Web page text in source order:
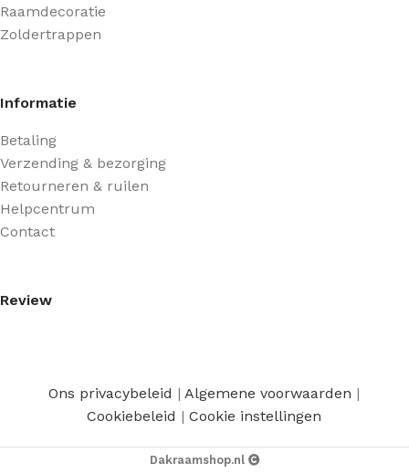
Raamdecoratie
Zoldertrappen
Informatie
Betaling
Verzending & bezorging
Retourneren & ruilen
Helpcentrum
Contact
Review
Ons privacybeleid | Algemene voorwaarden |
Cookiebeleid |Cookie instellingen
Dakraamshop.nl